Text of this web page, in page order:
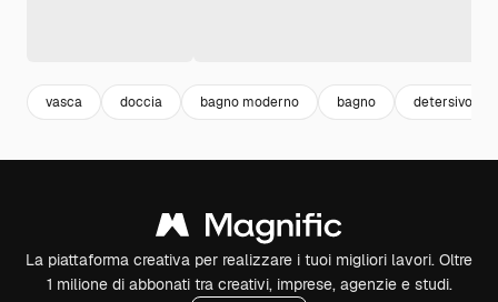
vasca doccia bagno moderno bagno detersivo
La piattaforma creativa per realizzare i tuoi migliori lavori. Oltre
1 milione di abbonati tra creativi, imprese, agenzie e studi.